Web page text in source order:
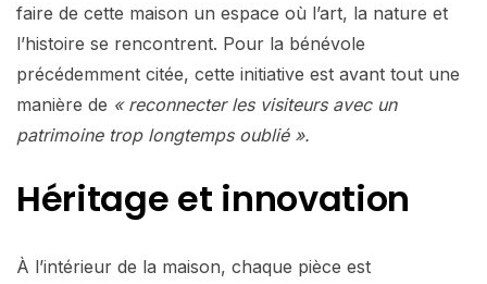
faire de cette maison un espace où l’art, la nature et
l’histoire se rencontrent. Pour la bénévole
précédemment citée, cette initiative est avant tout une
manière de « reconnecter les visiteurs avec un
patrimoine trop longtemps oublié ».
Héritage et innovation
À l’intérieur de la maison, chaque pièce est